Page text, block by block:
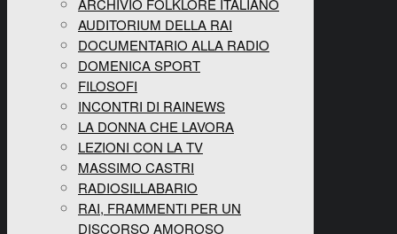
ARCHIVIO FOLKLORE ITALIANO
AUDITORIUM DELLA RAI
DOCUMENTARIO ALLA RADIO
DOMENICA SPORT
FILOSOFI
INCONTRI DI RAINEWS
LA DONNA CHE LAVORA
LEZIONI CON LA TV
MASSIMO CASTRI
RADIOSILLABARIO
RAI, FRAMMENTI PER UN
DISCORSO AMOROSO